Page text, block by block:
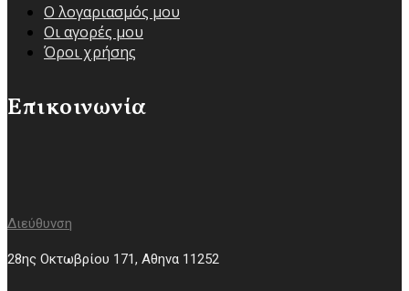
Ο λογαριασμός μου
Οι αγορές μου
Όροι χρήσης
Επικοινωνία
Διεύθυνση
28ης Οκτωβρίου 171, Aθηνα 11252